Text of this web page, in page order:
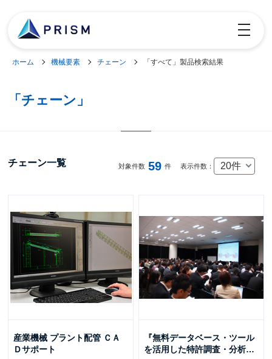
toggle
ホーム 機械要素 チェーン 「すべて」製品検索結果
「チェーン」
チェーン一覧 対象件数 59 件 表示件数： 20件
産業機械 プラント配管 ＣＡ
Ｄサポート
『無料データベース・ツール
を活用した特許調査・分析…